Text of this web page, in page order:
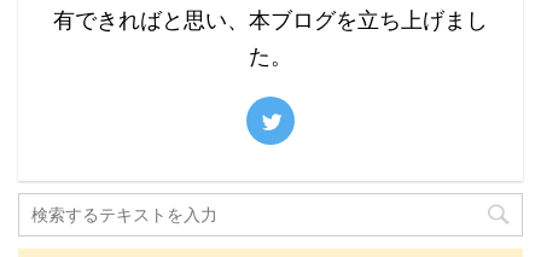
有できればと思い、本ブログを立ち上げまし
た。